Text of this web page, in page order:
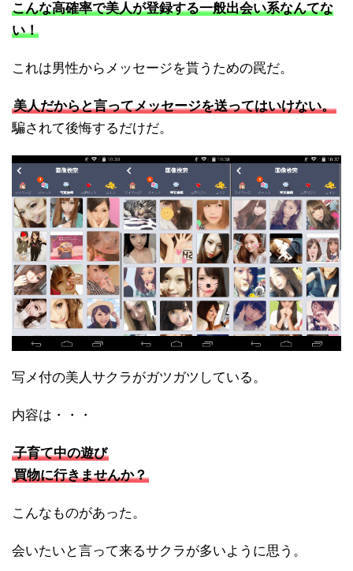
こんな高確率で美人が登録する一般出会い系なんてな
い！
これは男性からメッセージを貰うための罠だ。
美人だからと言ってメッセージを送ってはいけない。
騙されて後悔するだけだ。
写メ付の美人サクラがガツガツしている。
内容は・・・
子育て中の遊び
買物に行きませんか？
こんなものがあった。
会いたいと言って来るサクラが多いように思う。